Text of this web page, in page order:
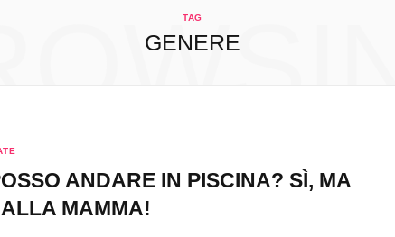
TAG
GENERE
ANDARE IN PISCINA? SÌ, MA
MAMMA!